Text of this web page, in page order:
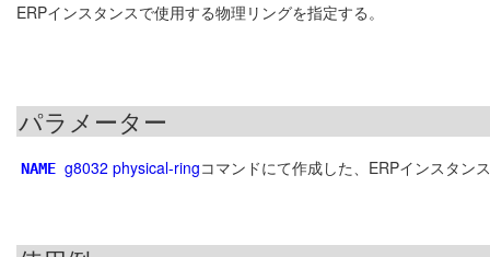
ERPインスタンスで使用する物理リングを指定する。
パラメーター
NAME g8032 physical-ringコマンドにて作成した、ERPインスタン